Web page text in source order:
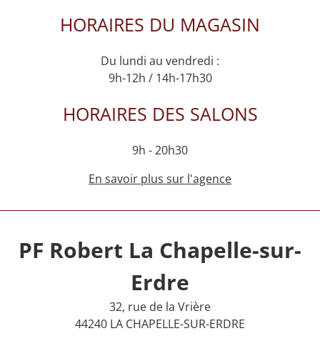
HORAIRES DU MAGASIN
Du lundi au vendredi :
9h-12h / 14h-17h30
HORAIRES DES SALONS
9h - 20h30
En savoir plus sur l'agence
PF Robert La Chapelle-sur-
Erdre
32, rue de la Vrière
44240 LA CHAPELLE-SUR-ERDRE